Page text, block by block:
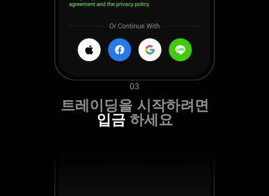
03
트레이딩을 시작하려면
입금하세요